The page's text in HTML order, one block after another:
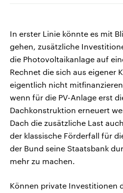
In erster Linie könnte es mit
gehen, zusätzliche
die Photovoltaikanlage auf
Rechnet die sich aus eigener
eigentlich nicht
wenn für die PV-Anlage erst
Dachkonstruktion erneuert
Dach die zusätzliche Last
der klassische Förderfall für
der Bund seine Staatsbank
mehr zu machen.
Können private Investitionen